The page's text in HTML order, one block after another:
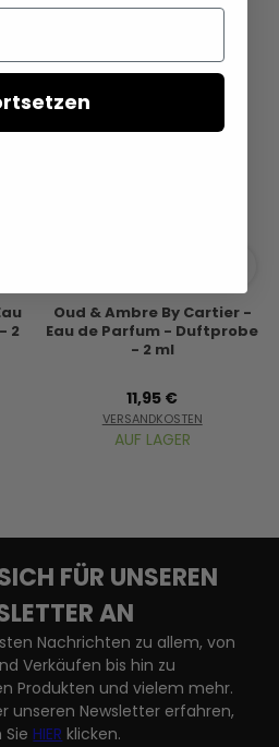
2
Oud & Ambre By Cartier -
Eau de Parfum - Duftprobe
- 2 ml
11,95 €
VERSANDKOSTEN
AUF LAGER
FÜR UNSEREN
AN
Nachrichten zu allem, von
Verkäufen bis hin zu
Produkten und vielem mehr.
unseren Newsletter erfahren,
SieHIER klicken.